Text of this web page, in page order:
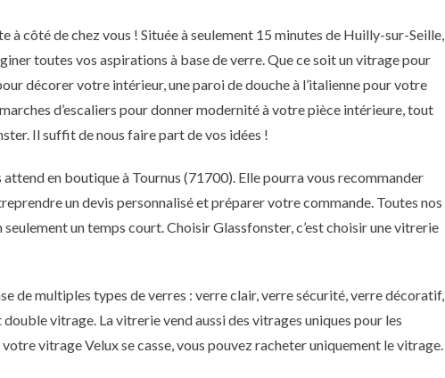
à côté de chez vous ! Située à seulement 15 minutes de Huilly-sur-Seille,
toutes vos aspirations à base de verre. Que ce soit un vitrage pour
décorer votre intérieur, une paroi de douche à l’italienne pour votre
d’escaliers pour donner modernité à votre pièce intérieure, tout
Il suffit de nous faire part de vos idées !
attend en boutique à Tournus (71700). Elle pourra vous recommander
un devis personnalisé et préparer votre commande. Toutes nos
un temps court. Choisir Glassfonster, c’est choisir une vitrerie
de multiples types de verres : verre clair, verre sécurité, verre décoratif,
vitrage. La vitrerie vend aussi des vitrages uniques pour les
vitrage Velux se casse, vous pouvez racheter uniquement le vitrage.